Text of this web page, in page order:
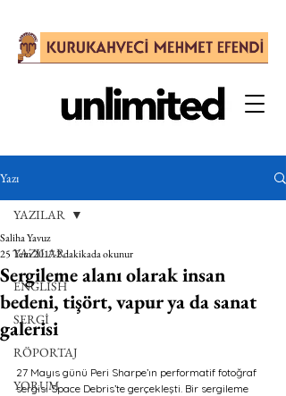
Yazı
YAZILAR
ENGLISH
SERGİ
RÖPORTAJ
YORUM
YAZILAR
Sergileme alanı olarak insan
bedeni, tişört, vapur ya da sanat
galerisi
Saliha Yavuz
25 Tem 20172 dakikada okunur
27 Mayıs günü Peri Sharpe’ın performatif fotoğraf
sergisi Space Debris’te gerçekleşti. Bir sergileme